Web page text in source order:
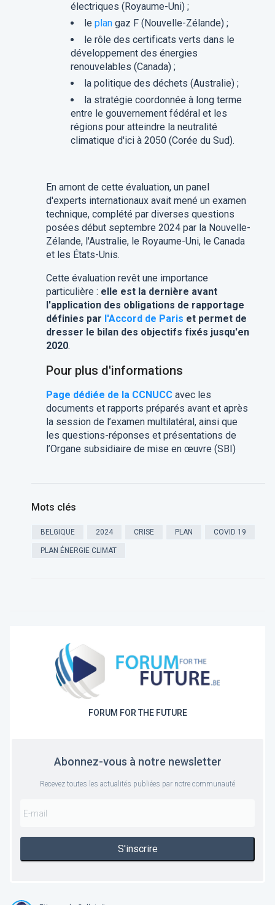
électriques (Royaume-Uni) ;
le plangaz F (Nouvelle-Zélande) ;
le rôle des certificats verts dans le
développement des énergies
renouvelables (Canada) ;
la politique des déchets (Australie) ;
la stratégie coordonnée à long terme
entre le gouvernement fédéral et les
régions pour atteindre la neutralité
climatique d'ici à 2050 (Corée du Sud).
En amont de cette évaluation, un panel
d'experts internationaux avait mené un examen
technique, complété par diverses questions
posées début septembre 2024 par la Nouvelle-
Zélande, l'Australie, le Royaume-Uni, le Canada
et les États-Unis.
Cette évaluation revêt une importance
particulière : elle est la dernière avant
l'application des obligations de rapportage
définies par l'Accord de Paris et permet de
dresser le bilan des objectifs fixés jusqu'en
2020.
Pour plus d'informations
Page dédiée de la CCNUCC avec les
documents et rapports préparés avant et après
la session de l’examen multilatéral, ainsi que
les questions-réponses et présentations de
l’Organe subsidiaire de mise en œuvre (SBI)
Mots clés
BELGIQUE 2024 CRISE PLAN COVID 19
PLAN ÉNERGIE CLIMAT
FORUM FOR THE FUTURE
Abonnez-vous à notre newsletter
Recevez toutes les actualités publiées par notre communauté
S'inscrire